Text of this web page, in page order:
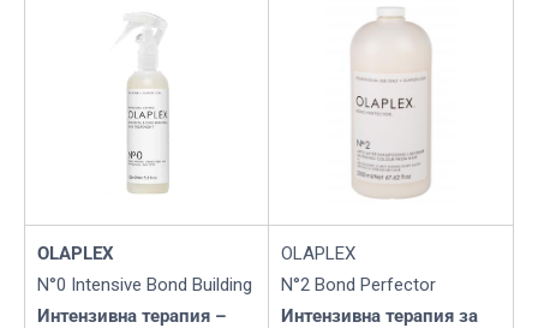
OLAPLEX
N°0 Intensive Bond Building
Интензивна терапия –
OLAPLEX
N°2 Bond Perfector
Интензивна терапия за